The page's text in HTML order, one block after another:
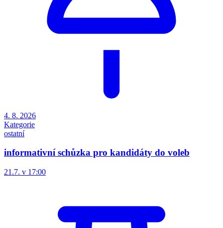
4. 8. 2026
Kategorie
ostatní
informativní schůzka pro kandidáty do voleb
21.7. v 17:00